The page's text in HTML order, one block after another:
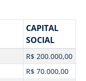
CAPITAL
SOCIAL
R$ 200.000,00
R$ 70.000,00